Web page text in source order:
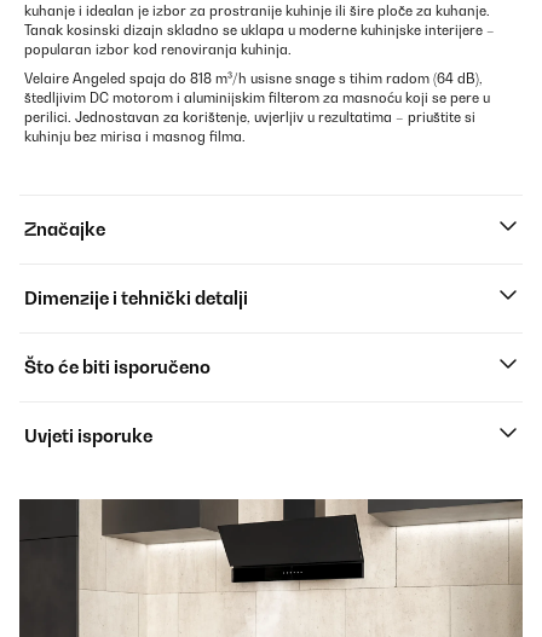
kuhanje i idealan je izbor za prostranije kuhinje ili šire ploče za kuhanje.
Tanak kosinski dizajn skladno se uklapa u moderne kuhinjske interijere –
popularan izbor kod renoviranja kuhinja.
Velaire Angeled spaja do 818 m³/h usisne snage s tihim radom (64 dB),
štedljivim DC motorom i aluminijskim filterom za masnoću koji se pere u
perilici. Jednostavan za korištenje, uvjerljiv u rezultatima – priuštite si
kuhinju bez mirisa i masnog filma.
Značajke
Dimenzije i tehnički detalji
Što će biti isporučeno
Uvjeti isporuke